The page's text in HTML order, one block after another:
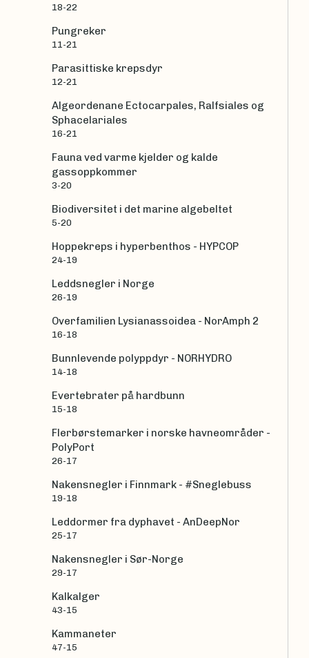
18-22
Pungreker
11-21
Parasittiske krepsdyr
12-21
Algeordenane Ectocarpales, Ralfsiales og
Sphacelariales
16-21
Fauna ved varme kjelder og kalde
gassoppkommer
3-20
Biodiversitet i det marine algebeltet
5-20
Hoppekreps i hyperbenthos - HYPCOP
24-19
Leddsnegler i Norge
26-19
Overfamilien Lysianassoidea - NorAmph 2
16-18
Bunnlevende polyppdyr - NORHYDRO
14-18
Evertebrater på hardbunn
15-18
Flerbørstemarker i norske havneområder -
PolyPort
26-17
Nakensnegler i Finnmark - #Sneglebuss
19-18
Leddormer fra dyphavet - AnDeepNor
25-17
Nakensnegler i Sør-Norge
29-17
Kalkalger
43-15
Kammaneter
47-15